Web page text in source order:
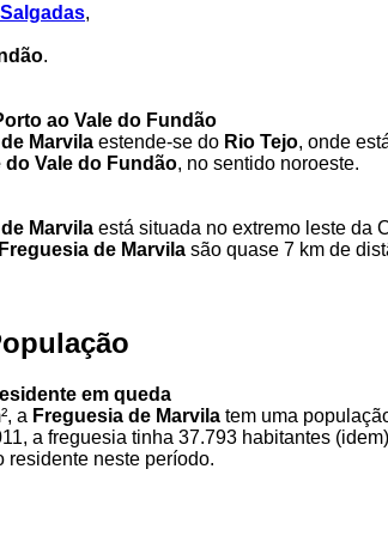
,
.
ao Vale do Fundão
Marvila estende-se do Rio Tejo, onde
do Vale do Fundão, no sentido noroeste.
Marvila está situada no extremo leste da
de Marvila são quase 7 km de
em queda
a Freguesia de Marvila tem uma
a freguesia tinha 37.793 habitantes
residente neste período.